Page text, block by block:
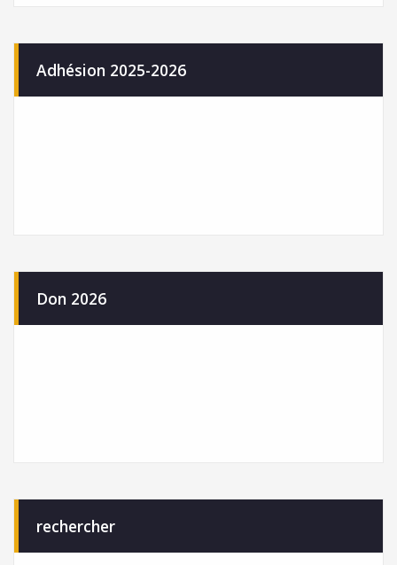
Adhésion 2025-2026
Don 2026
rechercher